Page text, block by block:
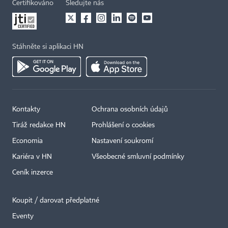
Certifikováno Sledujte nás
Stáhněte si aplikaci HN
Kontakty
Tiráž redakce HN
Economia
Kariéra v HN
Ceník inzerce
Ochrana osobních údajů
Prohlášení o cookies
Nastavení soukromí
Všeobecné smluvní podmínky
Koupit / darovat předplatné
Eventy